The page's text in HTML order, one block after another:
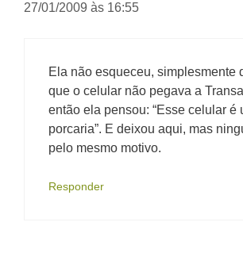
27/01/2009 às 16:55
Ela não esqueceu, simplesmente
que o celular não pegava a
então ela pensou: “Esse celular é
porcaria”. E deixou aqui, mas
pelo mesmo motivo.
Responder